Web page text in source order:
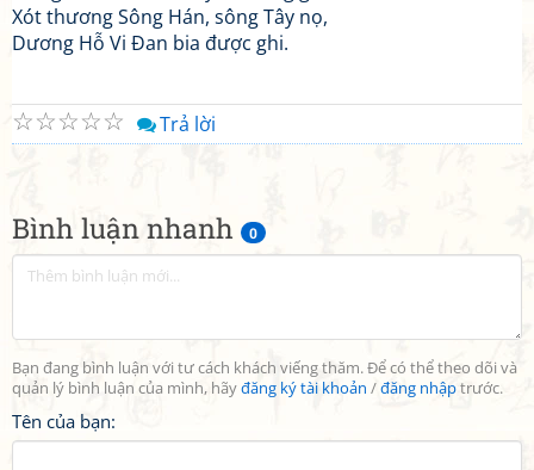
Bình luận nhanh 0
Bạn đang bình luận với tư cách khách viếng thăm. Để có thể theo dõi và
quản lý bình luận của mình, hãyđăng ký tài khoản /đăng nhậptrước.
Tên của bạn:
Xót thương Sông Hán, sông Tây nọ,
Dương Hỗ Vi Đan bia được ghi.
☆
☆
☆
☆
☆ Trả lời